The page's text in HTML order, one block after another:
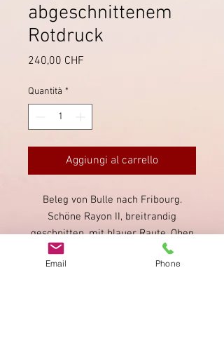
abgeschnittenem
Rotdruck
240,00 CHF
Quantità *
Aggiungi al carrello
Beleg von Bulle nach Fribourg.
Schöne Rayon II, breitrandig
geschnitten, mit blauer Raute. Oben
am Kreuz ist der Rotdruck
abgeschnitten, zudem nach links
Email Phone